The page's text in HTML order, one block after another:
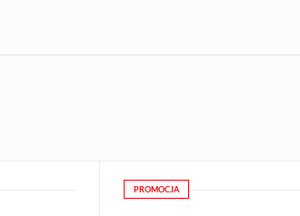
PROMOCJA